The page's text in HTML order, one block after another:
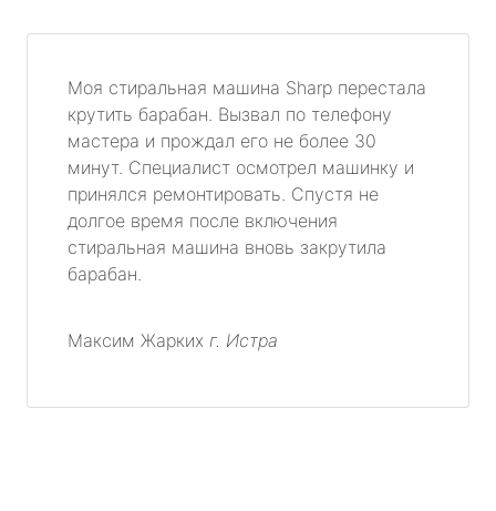
Моя стиральная машина Sharp перестала
крутить барабан. Вызвал по телефону
мастера и прождал его не более 30
минут. Специалист осмотрел машинку и
принялся ремонтировать. Спустя не
долгое время после включения
стиральная машина вновь закрутила
барабан.
Максим Жарких г. Истра